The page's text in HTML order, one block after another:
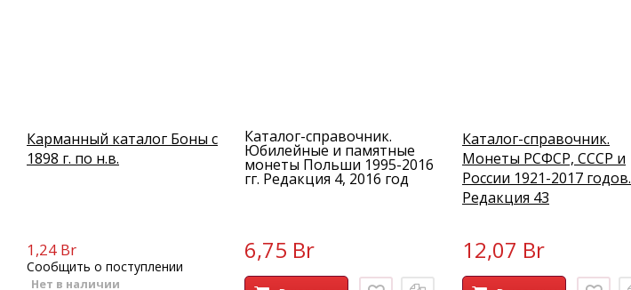
Карманный каталог Боны с
1898 г. по н.в.
1,24 Br
Сообщить о поступлении
Нет в наличии
Каталог-справочник.
Юбилейные и памятные
монеты Польши 1995-2016
гг. Редакция 4, 2016 год
6,75 Br
Каталог-справочник.
Монеты РСФСР, СССР и
России 1921-2017 годов.
Редакция 43
12,07 Br